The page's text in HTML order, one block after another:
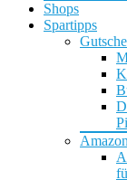
Shops
Spartipps
Amazon